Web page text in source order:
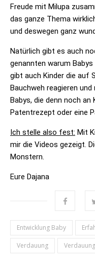
Freude mit Milupa
das ganze Thema
und deswegen ganz
Natürlich gibt es auch
genannten warum Babys
gibt auch Kinder die auf
Bauchweh reagieren
Babys, die denn noch an
Patentrezept oder eine
Ich stelle also fest: Mit
mir die Videos gezeigt.
Monstern.
Eure Dajana
Entwicklung Baby
Verdauung